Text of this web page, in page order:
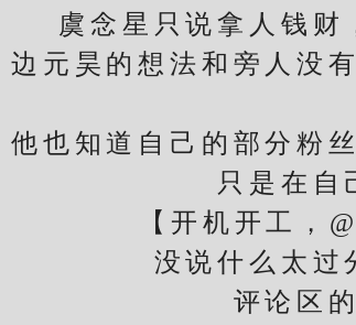
虞念星只说拿人钱财，
昊的想法和旁人没有
知道自己的部分粉丝
只是在自
【开机开工，@
没说什么太过分
评论区的